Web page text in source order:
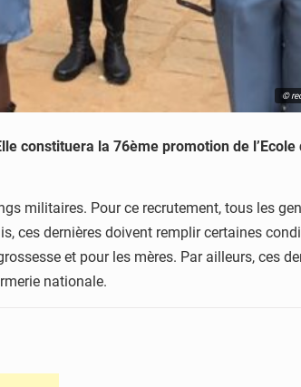
©
constituera la 76ème promotion de
militaires. Pour ce recrutement, tous les
ces dernières doivent remplir certaines
et pour les mères. Par ailleurs, ces
nationale.